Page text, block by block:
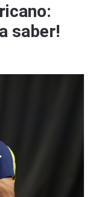
saber!